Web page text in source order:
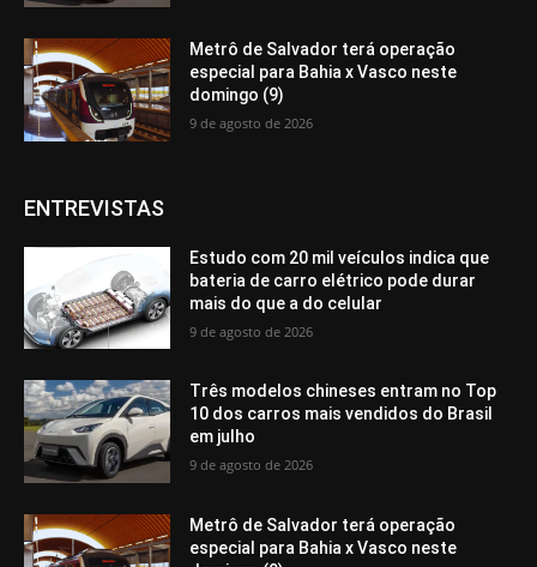
Metrô de Salvador terá operação
especial para Bahia x Vasco neste
domingo (9)
9 de agosto de 2026
ENTREVISTAS
Estudo com 20 mil veículos indica que
bateria de carro elétrico pode durar
mais do que a do celular
9 de agosto de 2026
Três modelos chineses entram no Top
10 dos carros mais vendidos do Brasil
em julho
9 de agosto de 2026
Metrô de Salvador terá operação
especial para Bahia x Vasco neste